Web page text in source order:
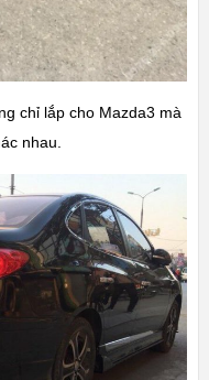
chỉ lắp cho Mazda3 mà
nhau.